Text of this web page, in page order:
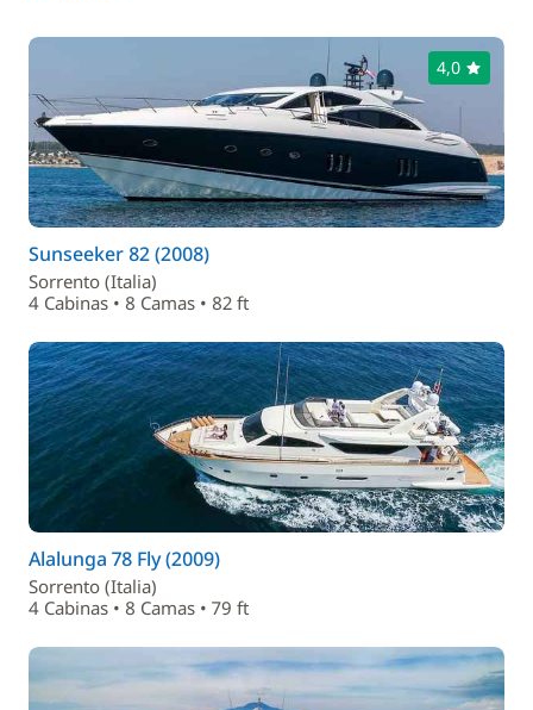
4,0
Sunseeker 82 (2008)
Sorrento (Italia)
4 Cabinas • 8 Camas • 82 ft
Alalunga 78 Fly (2009)
Sorrento (Italia)
4 Cabinas • 8 Camas • 79 ft